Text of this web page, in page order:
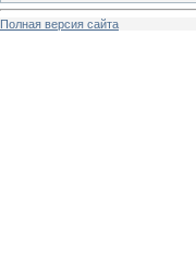
Полная версия сайта